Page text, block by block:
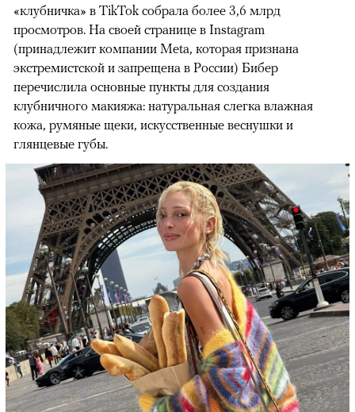
«клубничка» в TikTok собрала более 3,6 млрд
просмотров. На своей странице в Instagram
(принадлежит компании Meta, которая признана
экстремистской и запрещена в России) Бибер
перечислила основные пункты для создания
клубничного макияжа: натуральная слегка влажная
кожа, румяные щеки, искусственные веснушки и
глянцевые губы.